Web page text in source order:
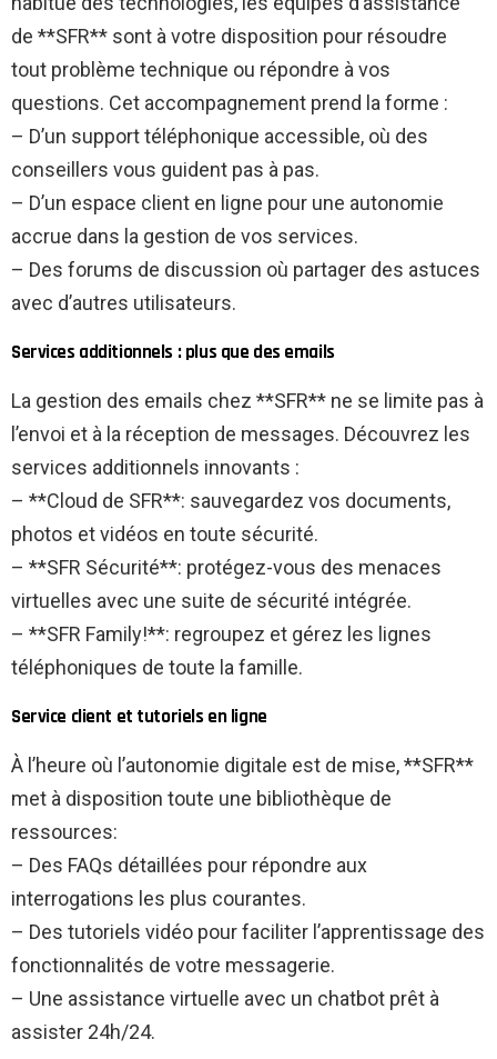
de **SFR** sont à votre disposition pour résoudre
tout problème technique ou répondre à vos
questions. Cet accompagnement prend la forme :
– D’un support téléphonique accessible, où des
conseillers vous guident pas à pas.
– D’un espace client en ligne pour une autonomie
accrue dans la gestion de vos services.
– Des forums de discussion où partager des astuces
avec d’autres utilisateurs.
Services additionnels : plus que des emails
La gestion des emails chez **SFR** ne se limite pas à
l’envoi et à la réception de messages. Découvrez les
services additionnels innovants :
– **Cloud de SFR**: sauvegardez vos documents,
photos et vidéos en toute sécurité.
– **SFR Sécurité**: protégez-vous des menaces
virtuelles avec une suite de sécurité intégrée.
– **SFR Family!**: regroupez et gérez les lignes
téléphoniques de toute la famille.
Service client et tutoriels en ligne
À l’heure où l’autonomie digitale est de mise, **SFR**
met à disposition toute une bibliothèque de
ressources:
– Des FAQs détaillées pour répondre aux
interrogations les plus courantes.
– Des tutoriels vidéo pour faciliter l’apprentissage des
fonctionnalités de votre messagerie.
– Une assistance virtuelle avec un chatbot prêt à
assister 24h/24.